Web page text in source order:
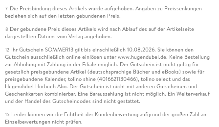
7 Die Preisbindung dieses Artikels wurde aufgehoben. Angaben zu Preissenkungen
beziehen sich auf den letzten gebundenen Preis.
8 Der gebundene Preis dieses Artikels wird nach Ablauf des auf der Artikelseite
dargestellten Datums vom Verlag angehoben.
12 Ihr Gutschein SOMMER13 gilt bis einschließlich 10.08.2026. Sie können den
Gutschein ausschließlich online einlösen unter www.hugendubel.de. Keine Bestellung
zur Abholung mit Zahlung in der Filiale möglich. Der Gutschein ist nicht gültig für
gesetzlich preisgebundene Artikel (deutschsprachige Bücher und eBooks) sowie für
preisgebundene Kalender, tolino shine (4016621130466), tolino select und das
Hugendubel Hörbuch Abo. Der Gutschein ist nicht mit anderen Gutscheinen und
Geschenkkarten kombinierbar. Eine Barauszahlung ist nicht möglich. Ein Weiterverkauf
und der Handel des Gutscheincodes sind nicht gestattet.
15 Leider können wir die Echtheit der Kundenbewertung aufgrund der großen Zahl an
Einzelbewertungen nicht prüfen.